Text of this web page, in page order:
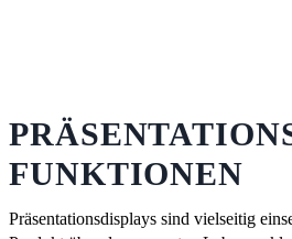
FUNKTIONEN
Präsentationsdisplays sind vielseitig